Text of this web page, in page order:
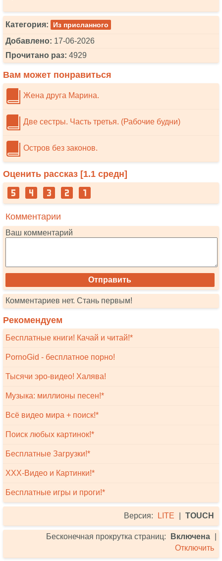
Категория: Из присланного
Добавлено: 17-06-2026
Прочитано раз: 4929
Вам может понравиться
Жена друга Марина.
Две сестры. Часть третья. (Рабочие будни)
Остров без законов.
Оценить рассказ [1.1 средн]
Комментарии
Ваш комментарий
Комментариев нет. Стань первым!
Рекомендуем
Бесплатные книги! Качай и читай!*
PornoGid - бесплатное порно!
Тысячи эро-видео! Халява!
Музыка: миллионы песен!*
Всё видео мира + поиск!*
Поиск любых картинок!*
Бесплатные Загрузки!*
XXX-Видео и Картинки!*
Бесплатные игры и проги!*
Версия: LITE TOUCH
Бесконечная прокрутка страниц: Включена
Отключить